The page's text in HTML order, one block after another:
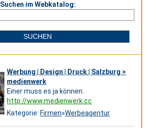
Suchen im Webkatalog:
Werbung | Design | Druck | Salzburg >
medienwerk
Einer muss es ja können.
http://www.medienwerk.cc
Kategorie: Firmen»Werbeagentur